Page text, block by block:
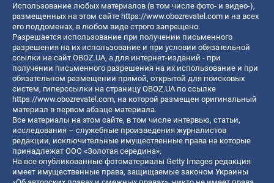
Использование любых материалов (в том числе фото- и видео-),
размещенных на этом сайте https://www.obozrevatel.com и на всех
его поддоменах, в любом виде строго запрещено.
Разрешается использование при получении письменного
разрешения на их использование и при условии обязательной
ссылки на сайт OBOZ.UA, а для интернет-изданий - при
получении письменного разрешения на их использование и при
обязательном размещении прямой, открытой для поисковых
систем, гиперссылки на страницу OBOZ.UA по ссылке
https://www.obozrevatel.com, на которой размещен оригинальный
материал в первом абзаце материала.
Все материалы на этом сайте, в том числе интервью, статьи,
исследования – служебные произведения журналистов
редакции, исключительные имущественные права на которые
принадлежат ООО «Золотая середина».
На все опубликованные фотоматериалы Getty Images редакция
имеет имущественные права, защищаемые законом Украины